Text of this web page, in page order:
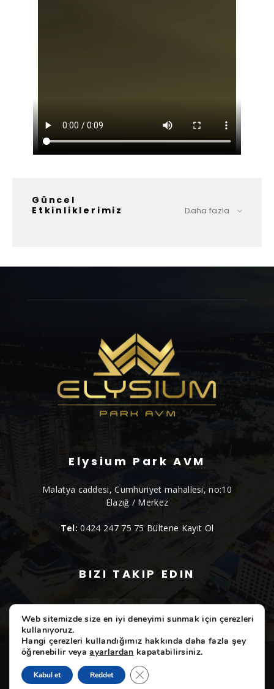
Güncel
Etkinliklerimiz
Daha fazla
Elysium Park AVM
Malatya caddesi, Cumhuriyet mahallesi, no:10
Elazığ / Merkez
Tel: 0424 247 75 75 Bültene Kayıt Ol
BIZI TAKIP EDIN
ELYSIUM Etkinliklerimiz Markalarımız
Hizmetlerimiz
Hakkımızda
Web sitemizde size en iyi deneyimi sunmak için çerezleri
kullanıyoruz.
Hangi çerezleri kullandığımız hakkında daha fazla şey
öğrenebilir veyaayarlardan kapatabilirsiniz.
Kabul et Reddet GDPR çerez şeridini kapat